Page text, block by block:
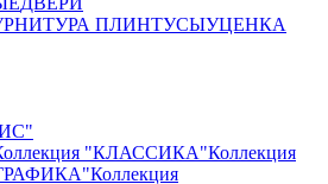
ПЛИНТУСЫУЦЕНКА
"КЛАССИКА"Коллекция
Коллекция